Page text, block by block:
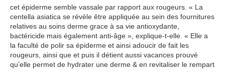
cet épiderme semble vassale par rapport aux rougeurs. « La
centella asiatica se révèle être appliquée au sein des fournitures
relatives au soins derme grace à sa vie antioxydante,
bactéricide mais également anti-âge », explique-t-elle. « Elle a
la faculté de polir sa épiderme et ainsi adoucir de fait les
rougeurs, ainsi que et puis il détient aussi vacances prouvé
qu’elle permet de hydrater une derme & en revitaliser le rempart